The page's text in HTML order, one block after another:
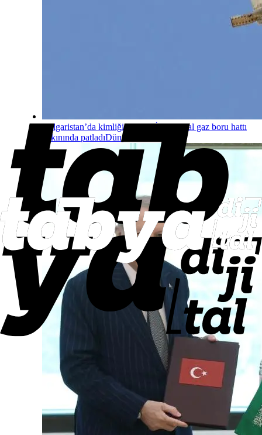
Bulgaristan’da kimliği belirsiz İHA doğal gaz boru hattı
yakınında patladıDünyadan